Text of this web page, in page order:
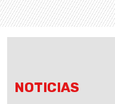
NOTICIAS